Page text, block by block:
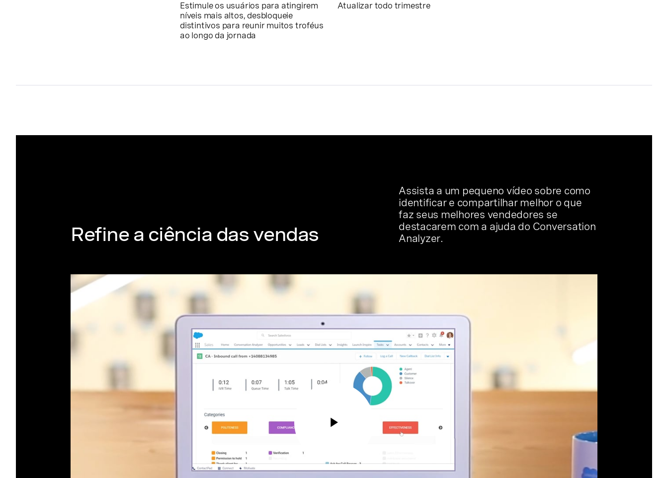
Estimule os usuários para atingirem
níveis mais altos, desbloqueie
distintivos para reunir muitos troféus
ao longo da jornada
Atualizar todo trimestre
Refine a ciência das vendas
Assista a um pequeno vídeo sobre como
identificar e compartilhar melhor o que
faz seus melhores vendedores se
destacarem com a ajuda do Conversation
Analyzer.